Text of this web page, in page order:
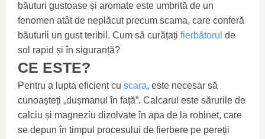
băuturi gustoase și aromate este umbrită de un
fenomen atât de neplăcut precum scama, care conferă
băuturii un gust teribil. Cum să curățați fierbătorul de
sol rapid și în siguranță?
CE ESTE?
Pentru a lupta eficient cu scara, este necesar să
cunoașteți „dușmanul în față”. Calcarul este sărurile de
calciu și magneziu dizolvate în apa de la robinet, care
se depun în timpul procesului de fierbere pe pereții